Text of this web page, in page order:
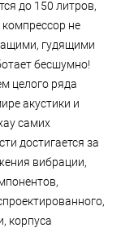
до 150 литров,
не
гудящими
бесшумно!
целого ряда
акустики и
самих
достигается за
вибрации,
корпуса